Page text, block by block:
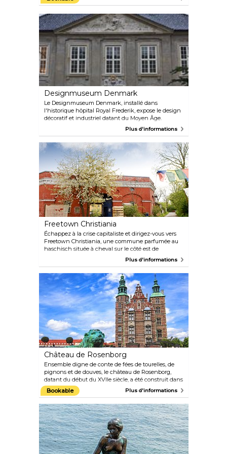
d'une heure sur les canaux pittoresques de
attractions de la ville, comme le palais
d'Amalienborg, résidence de la famille royale
danoise, la statue de la Petite Sirène et le
magnifique opéra de Copenhague. Naviguez dans
le quartier des canaux de Christianshavn parmi les
maisons de ville colorées, les ruelles pavées et les
péniches habitées, tout en apprenant l'histoire du
roi Christian IV.
Designmuseum Denmark
Le Designmuseum Denmark, installé dans
l'historique hôpital Royal Frederik, expose le design
décoratif et industriel datant du Moyen Âge.
Célébrant des icônes danoises comme Arne
Jacobsen, Jacob Jensen et Kaare Klint, il propose un
mélange d'expositions permanentes et temporaires,
une boutique et un café d'été dans une charmante
Plus d'informations
Freetown Christiania
Échappez à la crise capitaliste et dirigez-vous vers
Freetown Christiania, une commune parfumée au
haschisch située à cheval sur le côté est de
Christianshavn. Depuis sa création par des squatters
monde entier, attirés par le concept d'entreprise
collective, d'ateliers et de vie communautaire.
Explorez au-delà de la célèbre « Pusher Street » du
village, bordée de marchands louches de haschisch
et de marijuana qui n'apprécient pas les photos, et
vous tomberez sur un pays des merveilles
bucoliques composé de maisons fantaisistes
rafistolées, d'agréables jardins, de restaurants, de
brasseries en plein air et de salles de concert.
Plus d'informations
Château de Rosenborg
Ensemble digne de conte de fées de tourelles, de
pignons et de douves, le château de Rosenborg,
datant du début du XVIIe siècle, a été construit dans
le style de la Renaissance néerlandaise entre 1606 et
1633 par le roi Christian IV pour lui servir de
résidence d'été. Aujourd'hui, les 24 chambres
supérieures du château sont classées par ordre
chronologique et abritent le mobilier et les portraits
de chaque monarque, de Christian IV à Frederik VII.
Le clou de la visite sont les trésors du sous-sol, qui
abrite les scintillants joyaux de la couronne, dont la
glorieuse couronne de Christian IV et l'épée ornée
Bookable Plus d'informations